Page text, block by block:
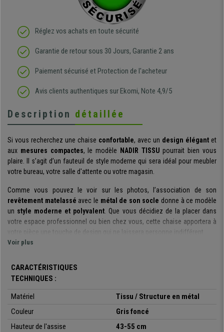
Réglez vos achats en toute sécurité
Garantie de retour sous 30 Jours, Garantie 2 ans
Paiement sécurisé et Protection de l'acheteur
Avis clients authentiques sur Ekomi, Note 4,9/5
Description détaillée
Si vous recherchez une chaise confortable, avec un design élégant et
aux mesures compactes, le modèle NADIR TISSU pourrait bien vous
plaire. Il s’agit d’un fauteuil de style moderne qui sera idéal pour meubler
votre bureau, votre salle d'attente ou votre magasin.
Comme vous pouvez le voir sur les photos, l’association de son
revêtement matelassé avec le métal de son socle donne à ce modèle
un style moderne et polyvalent. Que vous décidiez de la placer dans
votre espace professionnel ou bien chez vous, cette chaise apportera à
votre pièce une touche de design qui ne laissera personne indifférent.
accoudoirs intégrés au dossier
enveloppante. Il s’agit également d’un
en hauteur grâce au levier situé sous le siège.
Les matériaux avec lesquels cette chaise est fabriquée sont conçus pour
résister à une
utilisation prolongée: le
Voir plus
CARACTÉRISTIQUES
TECHNIQUES :
Matériel
Tissu / Structure en métal
Couleur
Gris foncé
Hauteur de l'assise
43-55 cm